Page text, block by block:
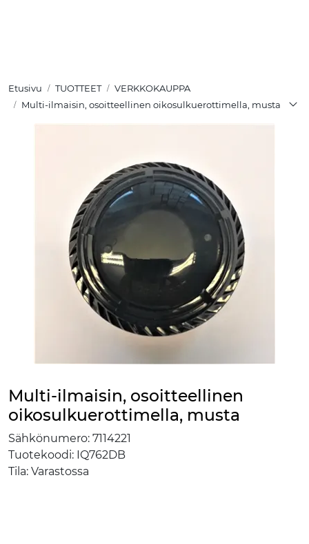
Etusivu TUOTTEET
VERKKOKAUPPA
Multi-ilmaisin, osoitteellinen oikosulkuerottimella, musta
Multi-ilmaisin, osoitteellinen
oikosulkuerottimella, musta
Sähkönumero: 7114221
Tuotekoodi: IQ762DB
Tila: Varastossa
RATKAISUT
VERKKOKAUPPA